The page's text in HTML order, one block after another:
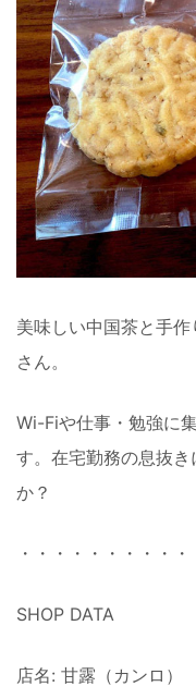
美味しい中国茶と手
さん。
Wi-Fiや仕事・勉強に
す。在宅勤務の息抜
か？
・・・・・・・・・
SHOP DATA
店名: 甘露（カンロ）